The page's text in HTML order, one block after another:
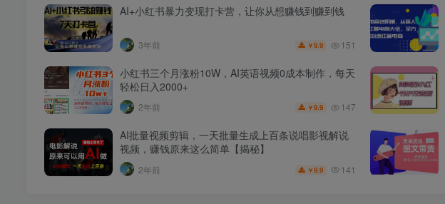
AI+小红书暴力变现打卡营，让你从想赚钱到赚到钱
3年前 ￥9.9 151
小红书三个月涨粉10W，AI英语视频0成本制作，每天
轻松日入2000+
2年前 ￥9.9 147
AI批量视频剪辑，一天批量生成上百条说唱影视解说
视频，赚钱原来这么简单【揭秘】
2年前 ￥9.9 141